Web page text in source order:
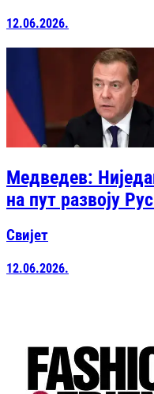
12.06.2026.
Медведев:
на пут развоју
Свијет
12.06.2026.